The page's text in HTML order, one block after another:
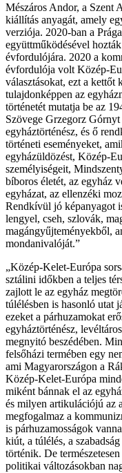
Mészáros Andor, a Szent
kiállítás anyagát, amely
verziója. 2020-ban a
együttműködésével
évfordulójára. 2020 a
évfordulója volt Közép-
választásokat, ezt a kettőt
tulajdonképpen az
történetét mutatja be az
Szövege Grzegorz
egyháztörténész, és ő
történeti eseményeket,
egyházüldözést, Közép-
személyiségeit,
bíboros életét, az egyház
egyházat, az ellenzéki
Rendkívül jó képanyagot
lengyel, cseh, szlovák,
magángyűjteményekből,
mondanivalóját.”
„Közép-Kelet-Európa
sztálini időkben a teljes
zajlott le az egyház
túlélésben is hasonló utat
ezeket a párhuzamokat
egyháztörténész,
megnyitó beszédében.
felsőházi termében egy
ami Magyarországon a
Közép-Kelet-Európa
miként bánnak el az
és milyen artikulációjú az
megfogalmaz a
is párhuzamosságok
kiút, a túlélés, a
történik. De
politikai változásokban